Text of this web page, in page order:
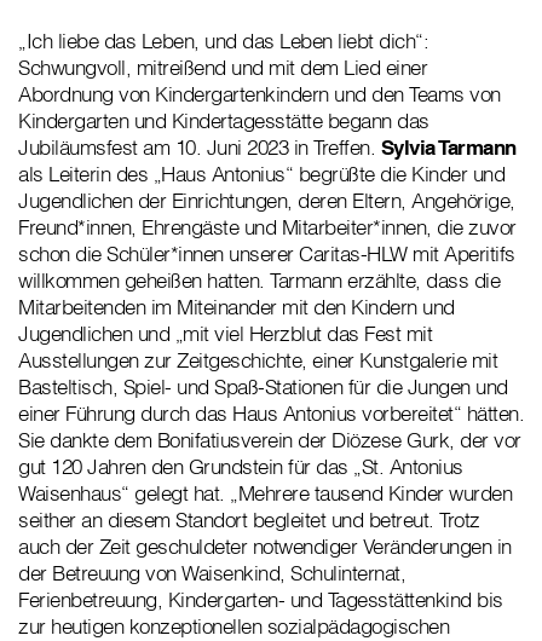
„Ich liebe das Leben, und das Leben liebt dich“:
Schwungvoll, mitreißend und mit dem Lied einer
Abordnung von Kindergartenkindern und den Teams von
Kindergarten und Kindertagesstätte begann das
Jubiläumsfest am 10. Juni 2023 in Treffen. Sylvia Tarmann
als Leiterin des „Haus Antonius“ begrüßte die Kinder und
Jugendlichen der Einrichtungen, deren Eltern, Angehörige,
Freund*innen, Ehrengäste und Mitarbeiter*innen, die zuvor
schon die Schüler*innen unserer Caritas-HLW mit Aperitifs
willkommen geheißen hatten. Tarmann erzählte, dass die
Mitarbeitenden im Miteinander mit den Kindern und
Jugendlichen und „mit viel Herzblut das Fest mit
Ausstellungen zur Zeitgeschichte, einer Kunstgalerie mit
Basteltisch, Spiel- und Spaß-Stationen für die Jungen und
einer Führung durch das Haus Antonius vorbereitet“ hätten.
Sie dankte dem Bonifatiusverein der Diözese Gurk, der vor
gut 120 Jahren den Grundstein für das „St. Antonius
Waisenhaus“ gelegt hat. „Mehrere tausend Kinder wurden
seither an diesem Standort begleitet und betreut. Trotz
auch der Zeit geschuldeter notwendiger Veränderungen in
der Betreuung von Waisenkind, Schulinternat,
Ferienbetreuung, Kindergarten- und Tagesstättenkind bis
zur heutigen konzeptionellen sozialpädagogischen